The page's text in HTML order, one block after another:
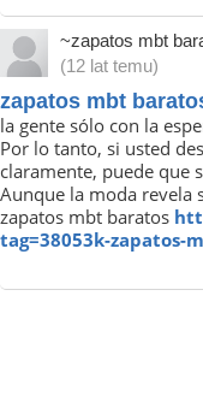
~zapatos mbt
(12 lat temu)
zapatos mbt
la gente sólo con la
Por lo tanto, si usted
claramente, puede que
Aunque la moda revela
zapatos mbt baratos
tag=38053k-zapatos-